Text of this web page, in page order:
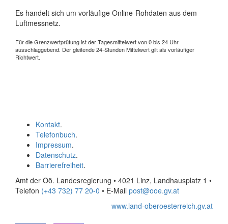
Es handelt sich um vorläufige Online-Rohdaten aus dem
Luftmessnetz.
Für die Grenzwertprüfung ist der Tagesmittelwert von 0 bis 24 Uhr
ausschlaggebend. Der gleitende 24-Stunden Mittelwert gilt als vorläufiger
Richtwert.
Kontakt.
Telefonbuch.
Impressum.
Datenschutz.
Barrierefreiheit.
Amt der Oö. Landesregierung • 4021 Linz, Landhausplatz 1 •
Telefon (+43 732) 77 20-0 • E-Mail post@ooe.gv.at
www.land-oberoesterreich.gv.at